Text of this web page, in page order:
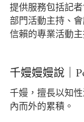
提供服務包括記
部門活動主持、
信賴的專業活動主
千嫚嫚嫚說｜
千嫚，擅長以知
內而外的累積。